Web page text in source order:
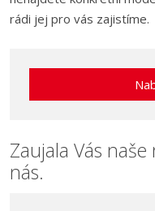
rádi jej pro vás zajistíme.
Zaujala Vás
nás.